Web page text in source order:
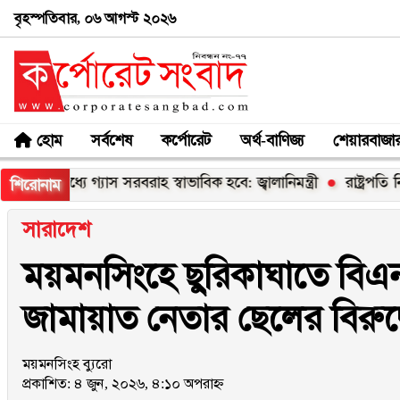
বৃহস্পতিবার, ০৬ আগস্ট ২০২৬
হোম সর্বশেষ কর্পোরেট অর্থ-বাণিজ্য
শিরোনাম
গ্যাস সরবরাহ স্বাভাবিক হবে: জ্বালানিমন্ত্রী রাষ্ট্রপতি
সারাদেশ
ময়মনসিংহে ছুরিকাঘাতে
জামায়াত নেতার ছেলের
ময়মনসিংহ ব্যুরো
প্রকাশিত: ৪ জুন, ২০২৬, ৪:১০ অপরাহ্ন